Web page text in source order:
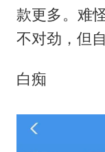
款更多。难
不对劲，但
白痴